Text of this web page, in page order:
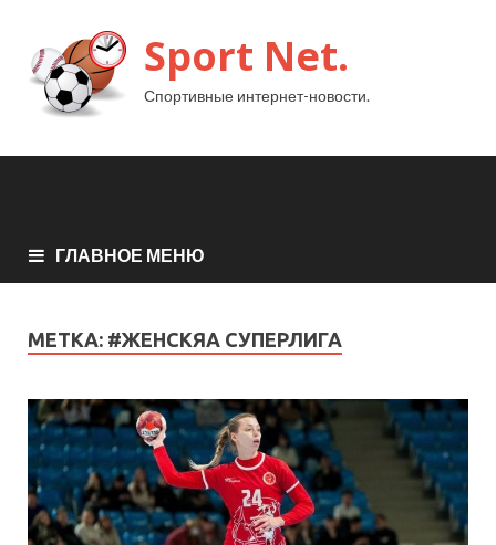
Sport Net.
Спортивные интернет-новости.
ГЛАВНОЕ МЕНЮ
МЕТКА: #ЖЕНСКЯА СУПЕРЛИГА